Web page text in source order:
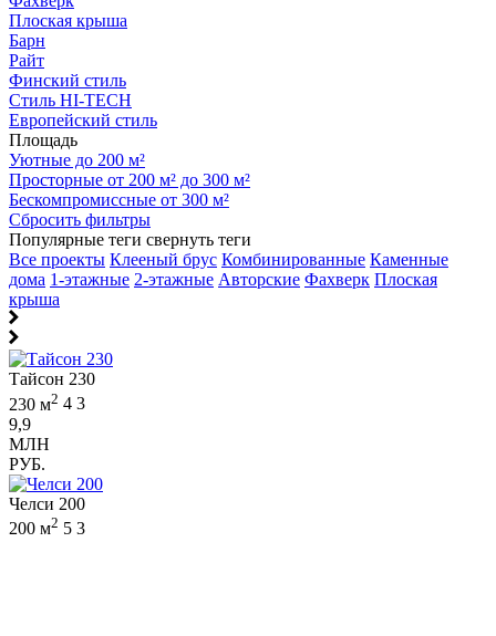
Плоская крыша
Барн
Райт
Финский стиль
Стиль HI-TECH
Европейский стиль
Площадь
Уютные до 200 м²
Просторные от 200 м² до 300 м²
Бескомпромиссные от 300 м²
Сбросить фильтры
Популярные теги свернуть теги
Все проекты Клееный брус Комбинированные Каменные
дома 1-этажные 2-этажные Авторские Фахверк Плоская
крыша
Тайсон 230
230 м2 4 3
9,9
МЛН
РУБ.
Челси 200
200 м2 5 3